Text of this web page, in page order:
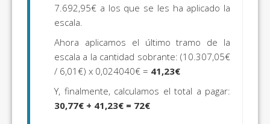
7.692,95€ a los que se les ha aplicado la
escala.
Ahora aplicamos el último tramo de la
escala a la cantidad sobrante: (10.307,05€
/ 6,01€) x 0,024040€ = 41,23€
Y, finalmente, calculamos el total a pagar:
30,77€ + 41,23€ = 72€